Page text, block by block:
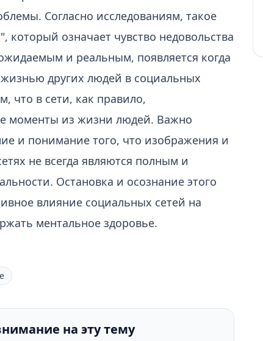
Согласно исследованиям, такое
который означает чувство недовольства
и реальным, появляется когда
других людей в социальных
что в сети, как правило,
моменты из жизни людей. Важно
и понимание того, что изображения и
не всегда являются полным и
Остановка и осознание этого
влияние социальных сетей на
ментальное здоровье.
на эту тему